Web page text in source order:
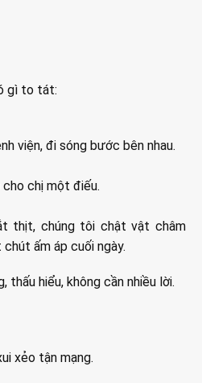
gì to tát:
viện, đi sóng bước bên nhau.
chị một điếu.
thịt, chúng tôi chật vật châm
ấm áp cuối ngày.
thấu hiểu, không cần nhiều lời.
xẻo tận mạng.